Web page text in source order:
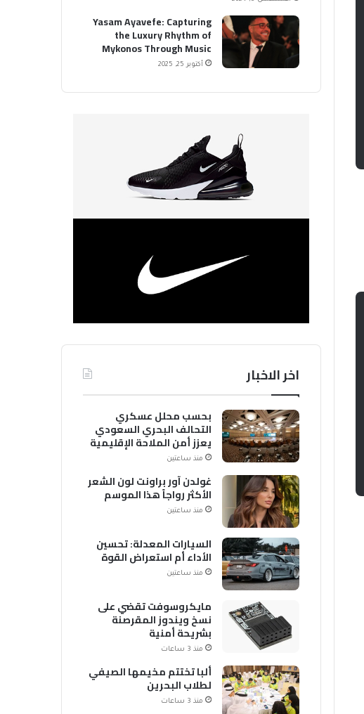
Yasam Ayavefe: Capturing
the Luxury Rhythm of
Mykonos Through Music
أكتوبر 25, 2025
اخر الاخبار
بحسب محلل عسكري
التحالف البحري السعودي
يعزز أمن الملاحة الإقليمية
والدولية
منذ ساعتين
غولدن آور براونت لون الشعر
الأكثر رواجاً هذا الموسم
منذ ساعتين
السيارات المعدلة: تحسين
الأداء أم استعراض القوة
منذ ساعتين
مايكروسوفت تقضي على
نسخ ويندوز المقرصنة
بشريحة أمنية
منذ 3 ساعات
ألبا تختتم مخيمها الصيفي
لطلاب البحرين
منذ 3 ساعات